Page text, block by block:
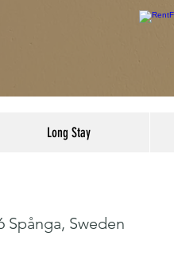
Long Stay
Spånga, Sweden